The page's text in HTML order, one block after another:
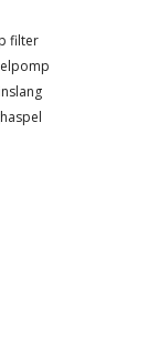
filter